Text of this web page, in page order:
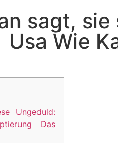
sagt,
Usa Wie
Ungeduld:
Das